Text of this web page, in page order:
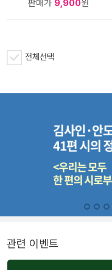
판매가 9,900원
전체선택
관련 이벤트